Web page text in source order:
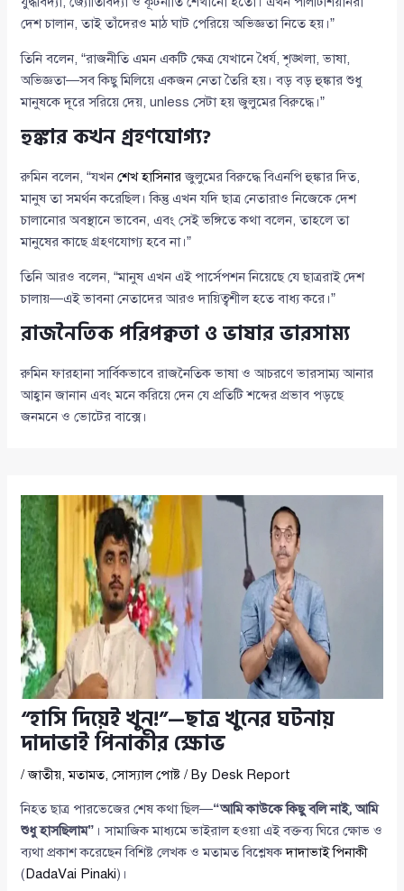
দেশ চালান, তাই তাঁদেরও মাঠ ঘাট পেরিয়ে অভিজ্ঞতা নিতে হয়।”
তিনি বলেন, “রাজনীতি এমন একটি ক্ষেত্র যেখানে ধৈর্য, শৃঙ্খলা, ভাষা,
অভিজ্ঞতা—সব কিছু মিলিয়ে একজন নেতা তৈরি হয়। বড় বড় হুঙ্কার শুধু
মানুষকে দূরে সরিয়ে দেয়, unless সেটা হয় জুলুমের বিরুদ্ধে।”
হুঙ্কার কখন গ্রহণযোগ্য?
রুমিন বলেন, “যখনশেখ হাসিনারজুলুমের বিরুদ্ধে বিএনপি হুঙ্কার দিত,
মানুষ তা সমর্থন করেছিল। কিন্তু এখন যদি ছাত্র নেতারাও নিজেকে দেশ
চালানোর অবস্থানে ভাবেন, এবং সেই ভঙ্গিতে কথা বলেন, তাহলে তা
মানুষের কাছে গ্রহণযোগ্য হবে না।”
তিনি আরও বলেন, “মানুষ এখন এই পার্সেপশন নিয়েছে যে ছাত্ররাই দেশ
চালায়—এই ভাবনা নেতাদের আরও দায়িত্বশীল হতে বাধ্য করে।”
রাজনৈতিক পরিপক্বতা ও ভাষার ভারসাম্য
রুমিন ফারহানা সার্বিকভাবে রাজনৈতিক ভাষা ও আচরণে ভারসাম্য আনার
আহ্বান জানান এবং মনে করিয়ে দেন যে প্রতিটি শব্দের প্রভাব পড়ছে
জনমনে ও ভোটের বাক্সে।
“হাসি দিয়েই খুন!”—ছাত্র খুনের ঘটনায়
দাদাভাই পিনাকীর ক্ষোভ
/জাতীয়,মতামত,সোস্যাল পোষ্ট / By Desk Report
নিহত ছাত্র পারভেজের শেষ কথা ছিল—“আমি কাউকে কিছু বলি নাই, আমি
শুধু হাসছিলাম” । সামাজিক মাধ্যমে ভাইরাল হওয়া এই বক্তব্য ঘিরে ক্ষোভ ও
ব্যথা প্রকাশ করেছেন বিশিষ্ট লেখক ও মতামত বিশ্লেষকদাদাভাই পিনাকী
( DadaVai Pinaki)।